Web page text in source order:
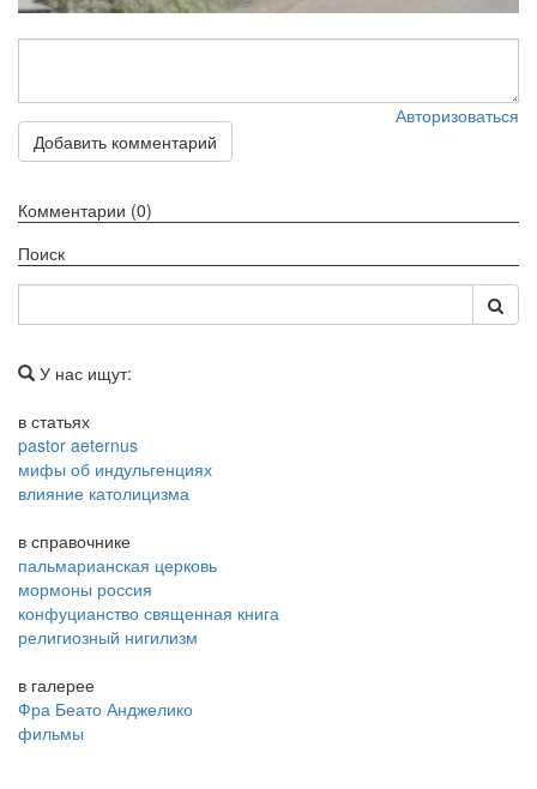
Авторизоваться
Добавить комментарий
Комментарии (0)
Поиск
У нас ищут:
в статьях
pastor aeternus
мифы об индульгенциях
влияние католицизма
в справочнике
пальмарианская церковь
мормоны россия
конфуцианство священная книга
религиозный нигилизм
в галерее
Фра Беато Анджелико
фильмы